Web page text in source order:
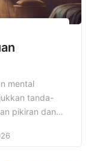
mental
tanda-
pikiran dan
hidup